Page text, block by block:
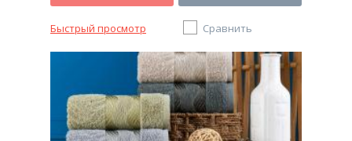
Быстрый просмотр Сравнить